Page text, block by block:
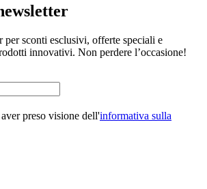
per sconti esclusivi, offerte speciali e
innovativi. Non perdere l’occasione!
preso visione dell'informativa sulla